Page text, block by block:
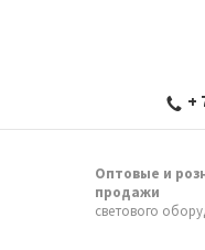
+
Оптовые и
продажи
светового